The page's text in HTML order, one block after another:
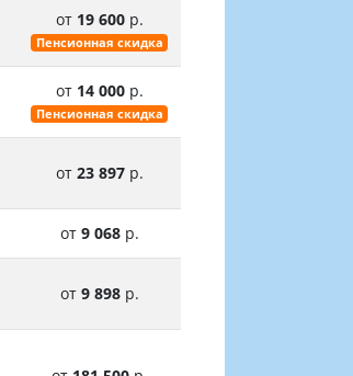
от 19 600р.
Пенсионная скидка
от 14 000р.
Пенсионная скидка
от 23 897р.
от 9 068р.
от 9 898р.